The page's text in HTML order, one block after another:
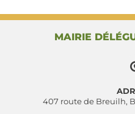
MAIRIE
407 route de Breuilh,